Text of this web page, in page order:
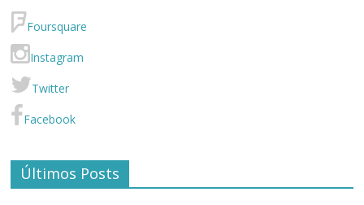
Foursquare
Instagram
Twitter
Facebook
Últimos Posts